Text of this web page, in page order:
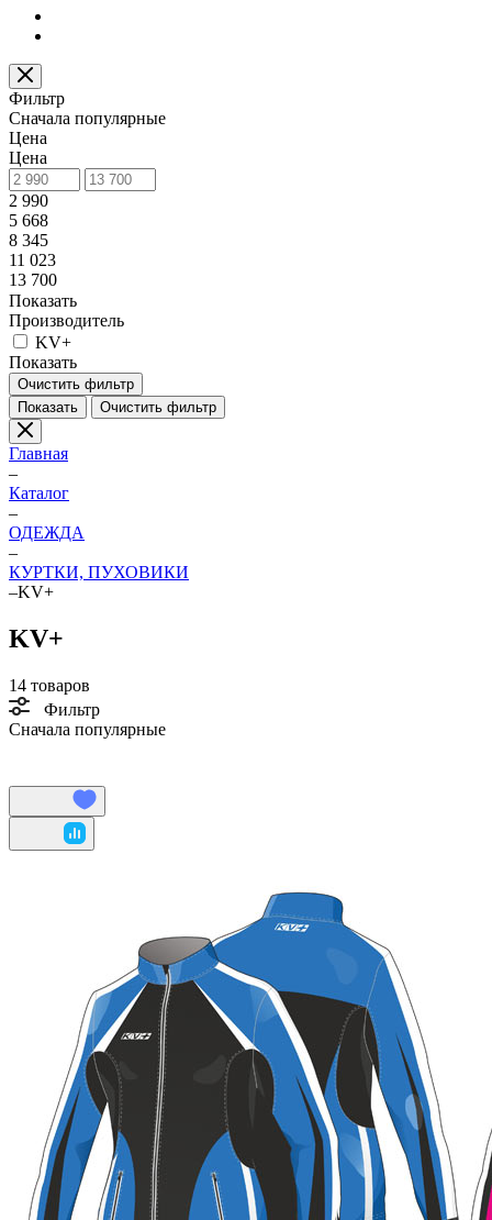
Фильтр
Сначала популярные
Цена
Цена
2 990
5 668
8 345
11 023
13 700
Показать
Производитель
KV+
Показать
Очистить фильтр
Показать
Очистить фильтр
Главная
–
Каталог
–
ОДЕЖДА
–
КУРТКИ, ПУХОВИКИ
–KV+
KV+
14 товаров
Фильтр
Сначала популярные